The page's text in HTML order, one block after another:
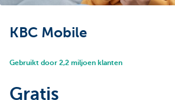
KBC Mobile
Gebruikt door 2,2 miljoen klanten
Gratis